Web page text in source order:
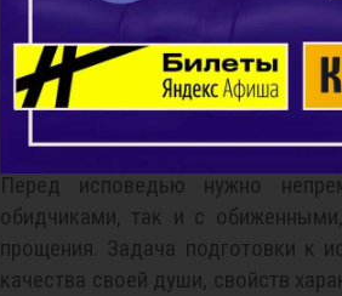
Желающий причаститься
вечернего Богослужения,
грехах в присутствии свидетеля
раскрыв свою душу и не утаивая
иметь искреннее намерение
Перед исповедью нужно
обидчиками, так и с
прощения. Задача подготовки к
качества своей души, свойств